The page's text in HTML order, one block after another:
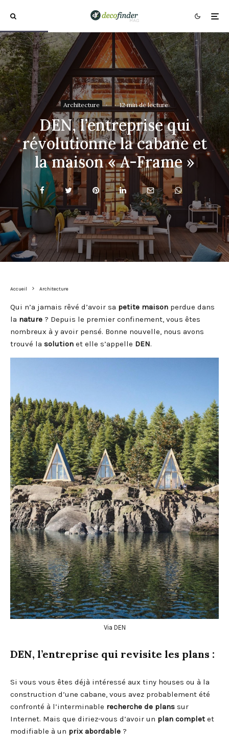
Architecture · · 12 min de lecture
DEN, l’entreprise qui
révolutionne la cabane et
la maison « A-Frame »
Accueil Architecture
Qui n’a jamais rêvé d’avoir sa petite maison perdue dans
la nature ? Depuis le premier confinement, vous êtes
nombreux à y avoir pensé. Bonne nouvelle, nous avons
trouvé la solution et elle s’appelle DEN.
Via DEN
DEN, l’entreprise qui revisite les plans :
Si vous vous êtes déjà intéressé aux tiny houses ou à la
construction d’une cabane, vous avez probablement été
confronté à l’interminable recherche de plans sur
Internet. Mais que diriez-vous d’avoir un plan complet et
modifiable à un prix abordable ?